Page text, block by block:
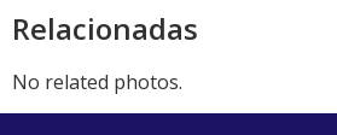
Relacionadas
No related photos.